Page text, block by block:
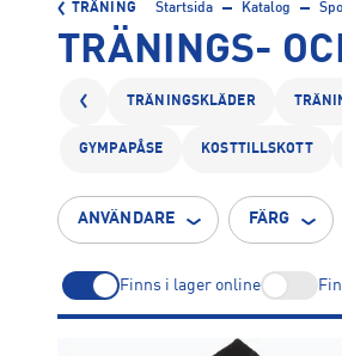
TRÄNING Startsida Katalog
TRÄNINGS-
TRÄNINGSKLÄDER
GYMPAPÅSE KOSTTILLSKOTT
ANVÄNDARE FÄRG
Finns i lager online